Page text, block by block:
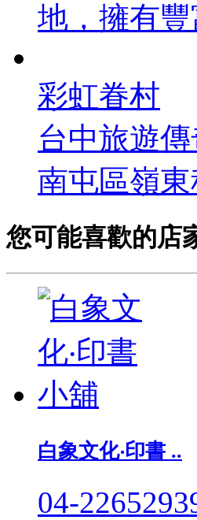
地，擁有
彩虹眷村
台中旅遊
南屯區嶺
您可能喜歡的店
白象文化‧印書 ..
04-